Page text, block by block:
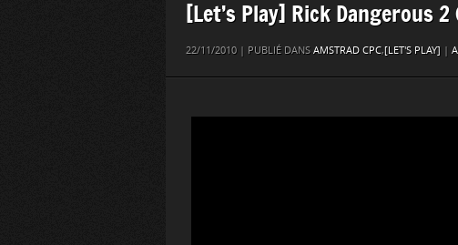
[Let’s Play] Rick Dangerous
22/11/2010 | PUBLIÉ DANS AMSTRAD CPC,[LET'S PLAY] |